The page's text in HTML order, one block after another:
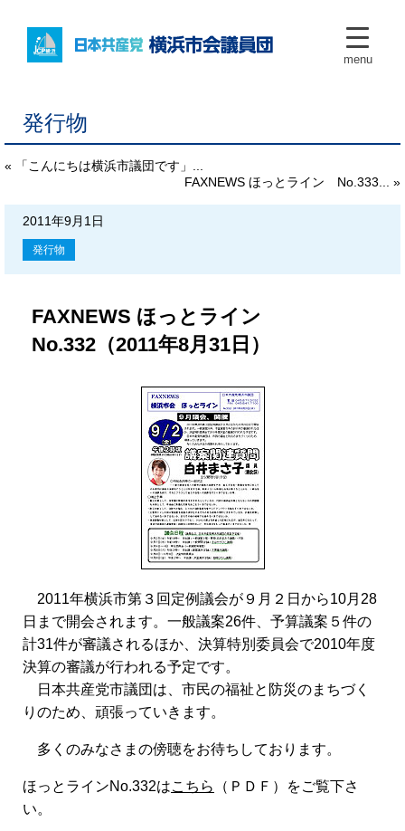
menu
発行物
« 「こんにちは横浜市議団です」...
FAXNEWS ほっとライン No.333... »
2011年9月1日
発行物
FAXNEWS ほっとライン
No.332（2011年8月31日）
2011年横浜市第３回定例議会が９月２日から10月28
日まで開会されます。一般議案26件、予算議案５件の
計31件が審議されるほか、決算特別委員会で2010年度
決算の審議が行われる予定です。
日本共産党市議団は、市民の福祉と防災のまちづく
りのため、頑張っていきます。
多くのみなさまの傍聴をお待ちしております。
ほっとラインNo.332はこちら
（ＰＤＦ）をご覧下さ
い。